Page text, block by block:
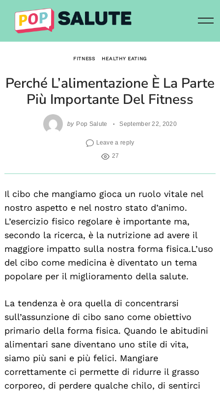
content
FITNESS HEALTHY EATING
Perché L’alimentazione È La Parte
Più Importante Del Fitness
by Pop Salute September 22, 2020
Leave a reply
27
Il cibo che mangiamo gioca un ruolo vitale nel
nostro aspetto e nel nostro stato d’animo.
L’esercizio fisico regolare è importante ma,
secondo la ricerca, è la nutrizione ad avere il
maggiore impatto sulla nostra forma fisica. L’uso
del cibo come medicina è diventato un tema
popolare per il miglioramento della salute.
La tendenza è ora quella di concentrarsi
sull’assunzione di cibo sano come obiettivo
primario della forma fisica. Quando le abitudini
alimentari sane diventano uno stile di vita,
siamo più sani e più felici. Mangiare
correttamente ci permette di ridurre il grasso
corporeo, di perdere qualche chilo, di sentirci